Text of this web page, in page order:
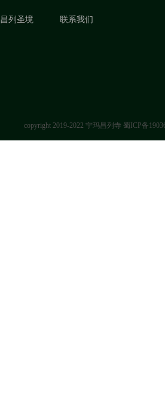
昌列圣境 联系我们
copyright 2019-2022 宁玛昌列寺 蜀ICP备